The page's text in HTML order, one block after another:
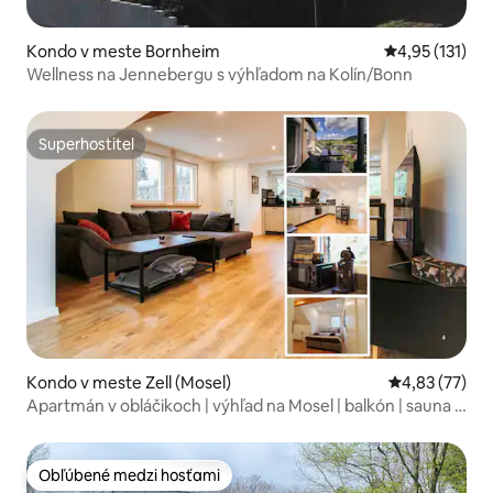
Kondo v meste Bornheim Priemerné
4,95 (131)
Wellness na Jennebergu s výhľadom na Kolín/Bonn
Superhostiteľ
Superhostiteľ
Kondo v meste Zell (Mosel) Priemerné
4,83 (77)
Apartmán v obláčikoch | výhľad na Mosel | balkón | sauna |
Obľúbené medzi hosťami
Obľúbené medzi hosťami